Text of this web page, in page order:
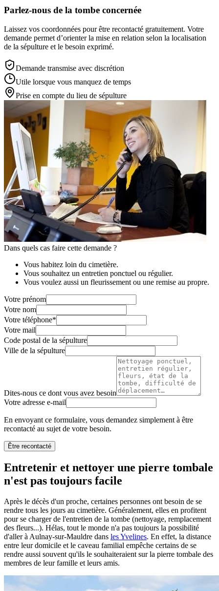
Parlez-nous de la tombe concernée
Laissez vos coordonnées pour être recontacté gratuitement. Votre
demande permet d’orienter la mise en relation selon la localisation
de la sépulture et le besoin exprimé.
Demande transmise avec discrétion
Utile lorsque vous manquez de temps
Prise en compte du lieu de sépulture
Dans quels cas faire cette demande ?
Vous habitez loin du cimetière.
Vous souhaitez un entretien ponctuel ou régulier.
Vous voulez aussi un fleurissement ou une remise au propre.
Votre prénom
Votre nom
Votre téléphone*
Votre mail
Code postal de la sépulture
Ville de la sépulture
Dites-nous ce dont vous avez besoin
Votre adresse e-mail
En envoyant ce formulaire, vous demandez simplement à être
recontacté au sujet de votre besoin.
Être recontacté
Entretenir et nettoyer une pierre tombale
n'est pas toujours facile
Après le décès d'un proche, certaines personnes ont besoin de se
rendre tous les jours au cimetière. Généralement, elles en profitent
pour se charger de l'entretien de la tombe (nettoyage, remplacement
des fleurs...). Hélas, tout le monde n'a pas toujours la possibilité
d'aller à Aulnay-sur-Mauldre dans les Yvelines. En effet, la distance
entre leur domicile et le caveau familial empêche certains de se
rendre aussi souvent qu'ils le souhaiteraient sur la pierre tombale des
membres de leur famille et leurs amis.